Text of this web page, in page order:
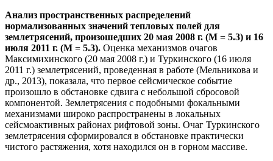
Анализ пространственных распределений
нормализованных значений тепловых полей для
землетрясений, произошедших 20 мая 2008 г. (М = 5.3) и 16
июля 2011 г. (M = 5.3). Оценка механизмов очагов
Максимихинского (20 мая 2008 г.) и Туркинского (16 июля
2011 г.) землетрясений, проведенная в работе (Мельникова и
др., 2013), показала, что первое сейсмическое событие
произошло в обстановке сдвига с небольшой сбросовой
компонентой. Землетрясения с подобными фокальными
механизмами широко распространены в локальных
сейсмоактивных районах рифтовой зоны. Очаг Туркинского
землетрясения сформировался в обстановке практически
чистого растяжения, хотя находился он в горном массиве.